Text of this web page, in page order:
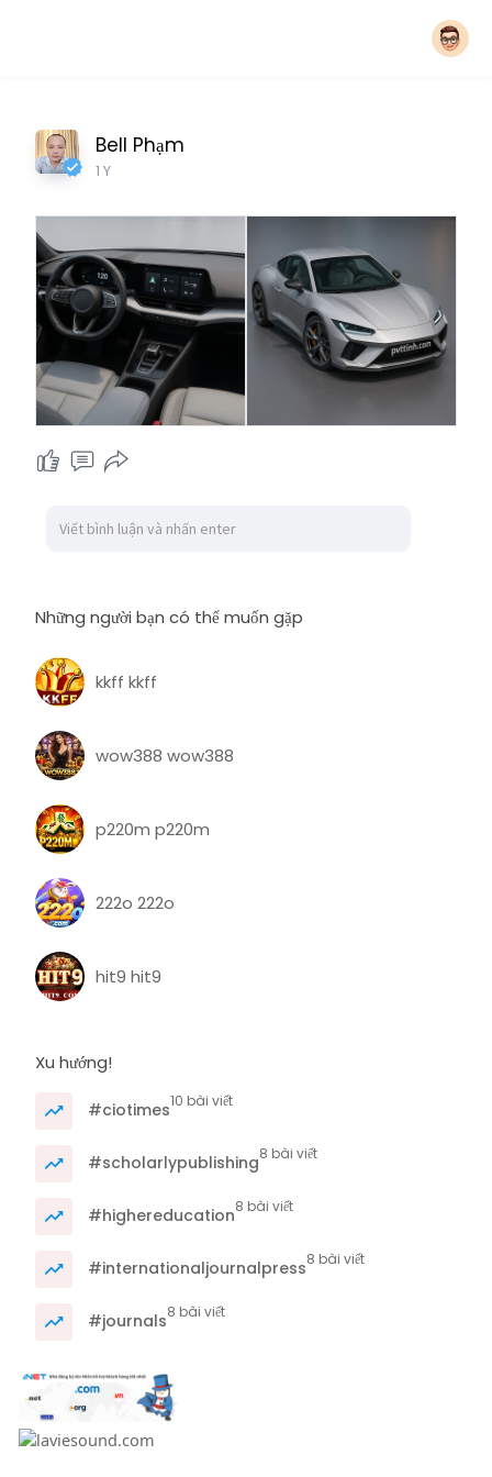
Bell Phạm
1 Y
Những người bạn có thể muốn gặp
kkff kkff
wow388 wow388
p220m p220m
222o 222o
hit9 hit9
Xu hướng!
#ciotimes10 bài viết
#scholarlypublishing8 bài viết
#highereducation8 bài viết
#internationaljournalpress8 bài viết
#journals8 bài viết